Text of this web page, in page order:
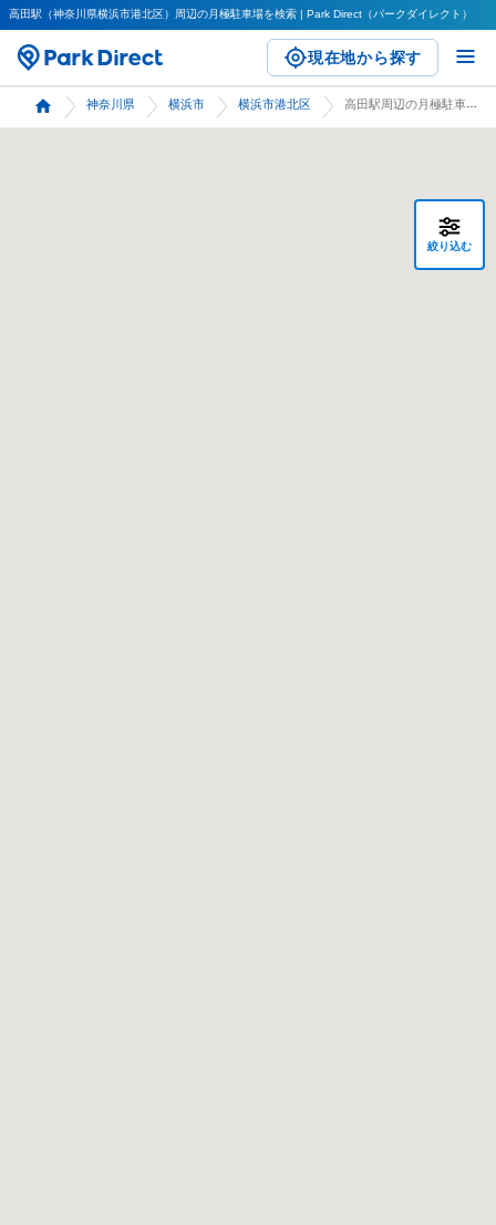
高田駅（神奈川県横浜市港北区）周辺の月極駐車場を検索 | Park Direct（パークダイレクト）
現在地から探す
神奈川県 横浜市 横浜市港北区
絞り込む